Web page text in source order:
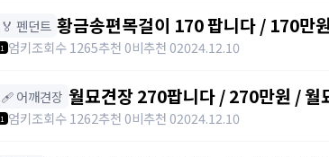
🏅 펜던트 황금송편목걸이 170 팝니다 /
1 엄키조회수 1265추천 0비추천 02024.12.10
🩹 어깨견장 월묘견장 270팝니다 / 270만원
1 엄키조회수 1262추천 0비추천 02024.12.10